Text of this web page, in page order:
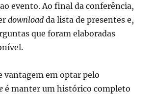
evento. Ao final da conferência,
download da lista de presentes e,
que foram elaboradas
vantagem em optar pelo
é manter um histórico completo